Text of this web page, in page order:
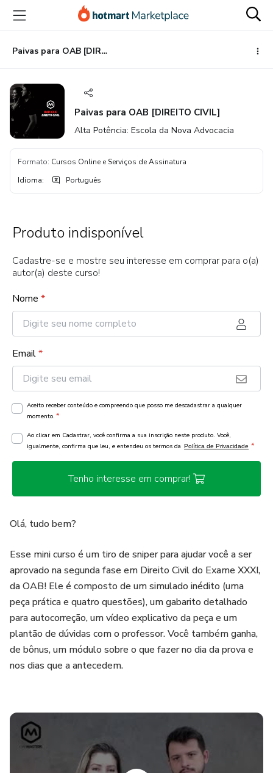
para
conteúdo
principal
para
pagamento
para
rodapé
Paivas para OAB [DIREITO CIVIL]
Paivas para OAB [DIREITO CIVIL]
Alta Potência: Escola da Nova Advocacia
Formato: Cursos Online e Serviços de Assinatura
Idioma: Português
Produto indisponível
Cadastre-se e mostre seu interesse em comprar para o(a)
autor(a) deste curso!
Nome *
Email*
Aceito receber conteúdo e compreendo que posso me descadastrar a qualquer
momento. *
Ao clicar em Cadastrar, você confirma a sua inscrição neste produto. Você,
igualmente, confirma que leu, e entendeu os termos da Política de Privacidade *
Tenho interesse em comprar!
Olá, tudo bem?
Esse mini curso é um tiro de sniper para ajudar você a ser
aprovado na segunda fase em Direito Civil do Exame XXXI,
da OAB! Ele é composto de um simulado inédito (uma
peça prática e quatro questões), um gabarito detalhado
para autocorreção, um vídeo explicativo da peça e um
plantão de dúvidas com o professor. Você também ganha,
de bônus, um módulo sobre o que fazer no dia da prova e
nos dias que a antecedem.